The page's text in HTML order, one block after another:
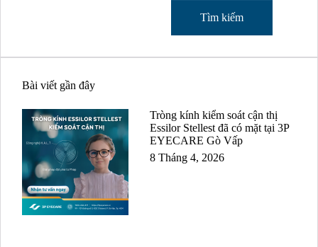
Tìm kiếm
Bài viết gần đây
Tròng kính kiểm soát cận thị
Essilor Stellest đã có mặt tại 3P
EYECARE Gò Vấp
8 Tháng 4, 2026